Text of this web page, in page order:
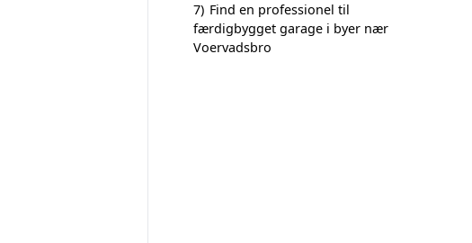
7) Find en professionel til
færdigbygget garage i byer nær
Voervadsbro